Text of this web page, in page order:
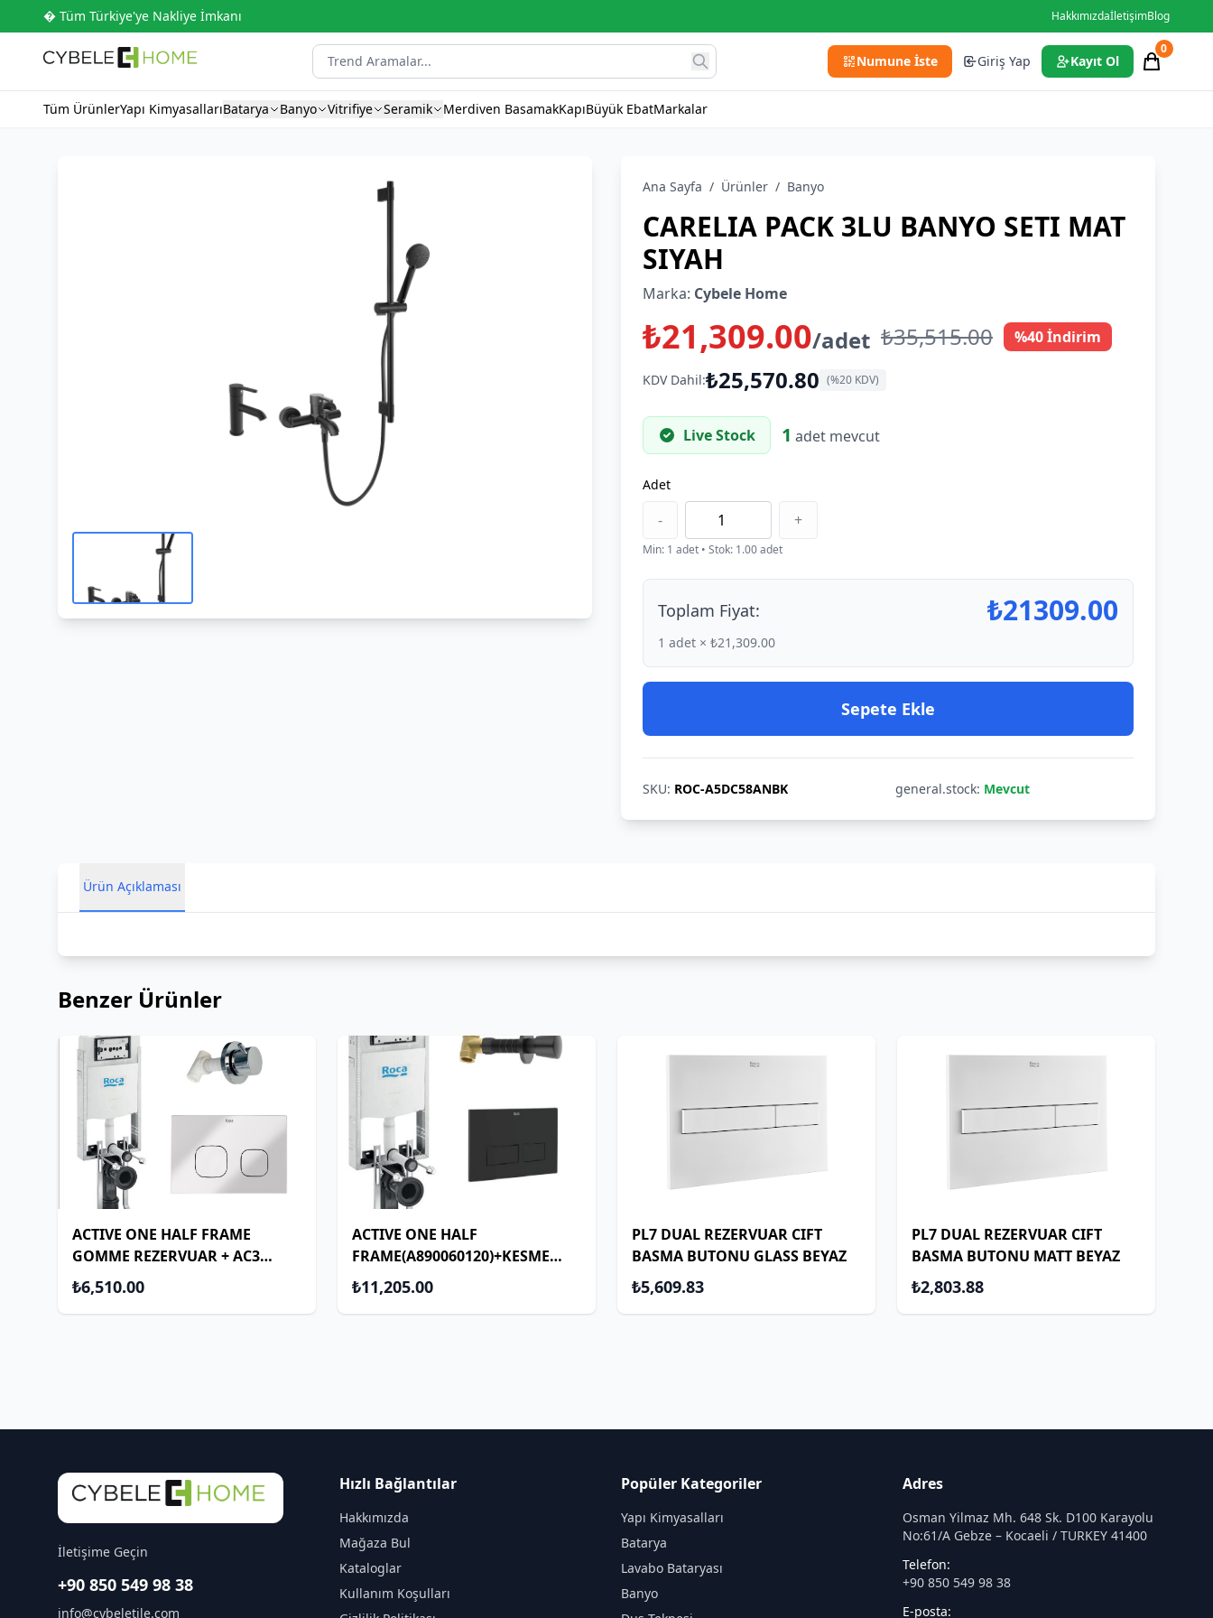
� Tüm Türkiye'ye Nakliye İmkanı HakkımızdaİletişimBlog
Numune İste Giriş Yap Kayıt Ol
0
Tüm ÜrünlerYapı KimyasallarıBatarya Banyo Vitrifiye Seramik Merdiven BasamakKapıBüyük EbatMarkalar
Ana Sayfa / Ürünler / Banyo
CARELIA PACK 3LU BANYO SETI MAT
SIYAH
Marka: Cybele Home
₺21,309.00/adet ₺35,515.00 %40 İndirim
KDV Dahil:₺25,570.80 (%20 KDV)
Live Stock 1 adet mevcut
Adet
- +
Min: 1 adet • Stok: 1.00 adet
Toplam Fiyat: ₺21309.00
1 adet × ₺21,309.00
Sepete Ekle
SKU: ROC-A5DC58ANBK general.stock: Mevcut
Ürün Açıklaması
Benzer Ürünler
ACTIVE ONE HALF FRAME
GOMME REZERVUAR + AC3
KROM + KESME VALFI
₺6,510.00
ACTIVE ONE HALF
FRAME(A890060120)+KESME
VALFI(A5251685B)+AC4 MAT
SIYAH(A8901750006)
₺11,205.00
PL7 DUAL REZERVUAR CIFT
BASMA BUTONU GLASS BEYAZ
₺5,609.83
PL7 DUAL REZERVUAR CIFT
BASMA BUTONU MATT BEYAZ
₺2,803.88
İletişime Geçin
+90 850 549 98 38
info@cybeletile.com
Hızlı Bağlantılar
Hakkımızda
Mağaza Bul
Kataloglar
Kullanım Koşulları
Popüler Kategoriler
Yapı Kimyasalları
Batarya
Lavabo Bataryası
Banyo
Adres
Osman Yilmaz Mh. 648 Sk. D100 Karayolu
No:61/A Gebze – Kocaeli / TURKEY 41400
Telefon:
+90 850 549 98 38
E-posta: